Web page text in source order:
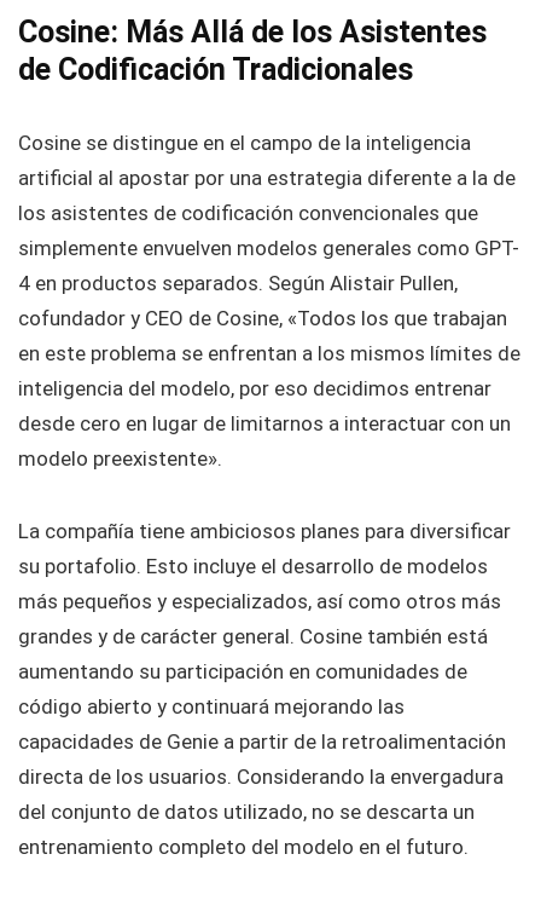
Cosine: Más Allá de los Asistentes
de Codificación Tradicionales
Cosine se distingue en el campo de la inteligencia
artificial al apostar por una estrategia diferente a la de
los asistentes de codificación convencionales que
simplemente envuelven modelos generales como GPT-
4 en productos separados. Según Alistair Pullen,
cofundador y CEO de Cosine, «Todos los que trabajan
en este problema se enfrentan a los mismos límites de
inteligencia del modelo, por eso decidimos entrenar
desde cero en lugar de limitarnos a interactuar con un
modelo preexistente».
La compañía tiene ambiciosos planes para diversificar
su portafolio. Esto incluye el desarrollo de modelos
más pequeños y especializados, así como otros más
grandes y de carácter general. Cosine también está
aumentando su participación en comunidades de
código abierto y continuará mejorando las
capacidades de Genie a partir de la retroalimentación
directa de los usuarios. Considerando la envergadura
del conjunto de datos utilizado, no se descarta un
entrenamiento completo del modelo en el futuro.